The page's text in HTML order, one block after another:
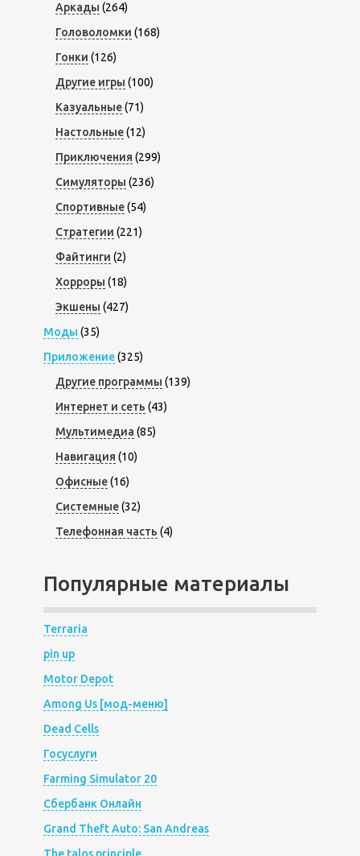
Аркады (264)
Головоломки (168)
Гонки (126)
Другие игры (100)
Казуальные(71)
Настольные(12)
Приключения (299)
Симуляторы (236)
Спортивные(54)
Стратегии (221)
Файтинги (2)
Хорроры (18)
Экшены (427)
Моды (35)
Приложение(325)
Другие программы (139)
Интернет и сеть (43)
Мультимедиа (85)
Навигация (10)
Офисные(16)
Системные(32)
Телефонная часть (4)
Популярные материалы
Terraria
pin up
Motor Depot
Among Us [мод-меню]
Dead Cells
Госуслуги
Farming Simulator 20
Сбербанк Онлайн
Grand Theft Auto: San Andreas